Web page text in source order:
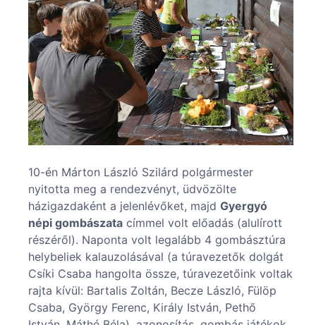
10-én Márton László Szilárd polgármester
nyitotta meg a rendezvényt, üdvözölte
házigazdaként a jelenlévőket, majd Gyergyó
népi gombászata címmel volt előadás (alulírott
részéről). Naponta volt legalább 4 gombásztúra
helybeliek kalauzolásával (a túravezetők dolgát
Csíki Csaba hangolta össze, túravezetőink voltak
rajta kívül: Bartalis Zoltán, Becze László, Fülöp
Csaba, György Ferenc, Király István, Pethő